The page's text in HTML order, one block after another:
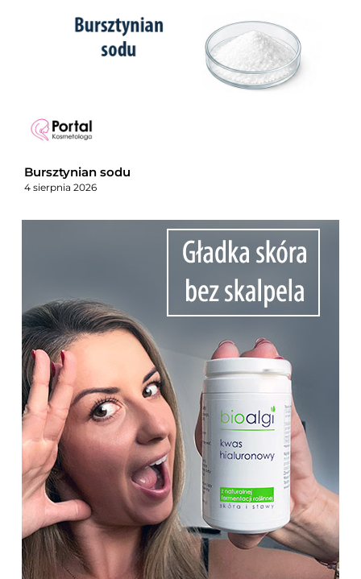
Bursztynian sodu
4 sierpnia 2026